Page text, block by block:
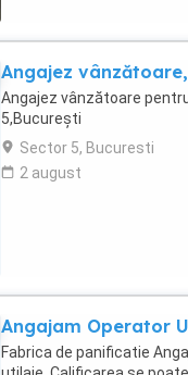
Angajez
Angajez vânzătoare
5,București
Sector 5, Bucuresti
2 august
Angajam Operator
Fabrica de panificatie